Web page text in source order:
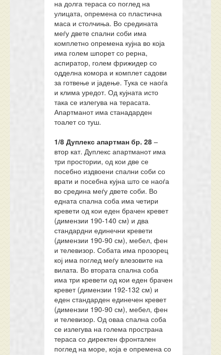
на долга тераса со поглед на
улицата, опремена со пластична
маса и столчиња. Во средината
меѓу двете спални соби има
комплетно опремена кујна во која
има голем шпорет со рерна,
аспиратор, голем фрижидер со
одделна комора и комплет садови
за готвење и јадење. Тука се наоѓа
и клима уредот. Од кујната исто
така се излегува на терасата.
Апартманот има станадарден
тоалет со туш.
1/8 Дуплекс апартманбр.28 –
втор кат. Дуплекс апартманот има
три простории, од кои две се
посебно издвоени спални соби со
врати и посебна кујна што се наоѓа
во средина меѓу двете соби. Во
едната спална соба има четири
кревети од кои еден брачен кревет
(димензии 190-140 см) и два
стандардни единечни кревети
(димензии 190-90 см), мебел, фен
и телевизор. Собата има прозорец
кој има поглед меѓу влезовите на
вилата. Во втората спална соба
има три кревети од кои еден брачен
кревет (димензии 192-132 см) и
еден стандарден единечен кревет
(димензии 190-90 см), мебел, фен
и телевизор. Од оваа спална соба
се излегува на голема пространа
тераса со директен фронтален
поглед на море, која е опремена со